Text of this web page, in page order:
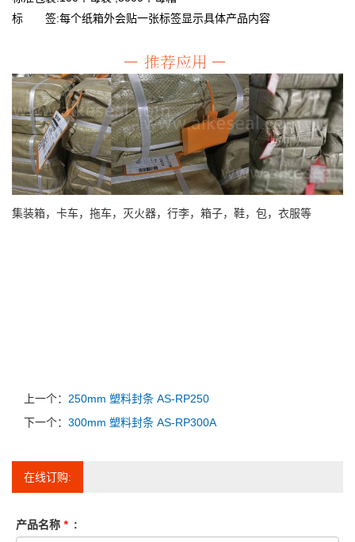
标 签:每个纸箱外会贴一张标签显示具体产品内容
集装箱，卡车，拖车，灭火器，行李，箱子，鞋，包，衣服等
上一个： 250mm 塑料封条 AS-RP250
下一个： 300mm 塑料封条 AS-RP300A
在线订购:
产品名称 * :